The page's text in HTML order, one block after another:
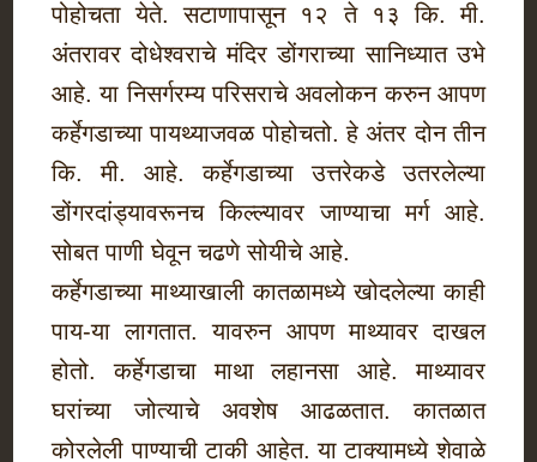
पोहोचता येते. सटाणापासून १२ ते १३ कि. मी.
अंतरावर दोधेश्वराचे मंदिर डोंगराच्या सानिध्यात उभे
आहे. या निसर्गरम्य परिसराचे अवलोकन करुन आपण
कर्हेगडाच्या पायथ्याजवळ पोहोचतो. हे अंतर दोन तीन
कि. मी. आहे. कर्हेगडाच्या उत्तरेकडे उतरलेल्या
डोंगरदांड्यावरूनच किल्ल्यावर जाण्याचा मर्ग आहे.
सोबत पाणी घेवून चढणे सोयीचे आहे.
कर्हेगडाच्या माथ्याखाली कातळामध्ये खोदलेल्या काही
पाय-या लागतात. यावरुन आपण माथ्यावर दाखल
होतो. कर्हेगडाचा माथा लहानसा आहे. माथ्यावर
घरांच्या जोत्याचे अवशेष आढळतात. कातळात
कोरलेली पाण्याची टाकी आहेत. या टाक्यामध्ये शेवाळे